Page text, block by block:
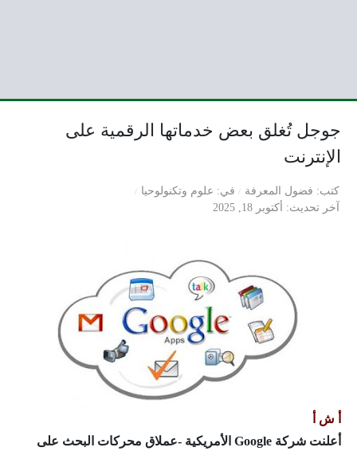
جوجل تُغلق بعض خدماتها الرقمية على
الإنترنت
كتب فضول المعرفة في
علوم وتكنولوحيا
آخر تحديث
أكتوبر 18, 2025
أ ش أ
أعلنت شركة Google الأمريكية -عملاق محركات البحث على